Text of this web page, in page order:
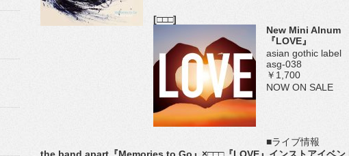
[□□□]
New Mini Alnum
『LOVE』
asian gothic label
asg-038
￥1,700
NOW ON SALE
■ライブ情報